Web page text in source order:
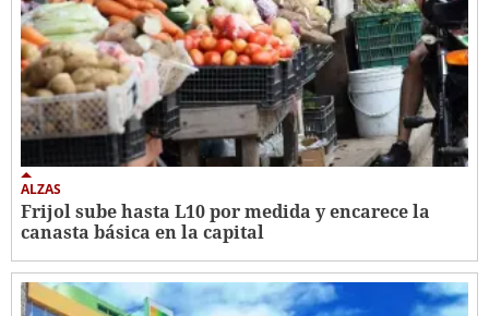
ALZAS
Frijol sube hasta L10 por medida y encarece la
canasta básica en la capital